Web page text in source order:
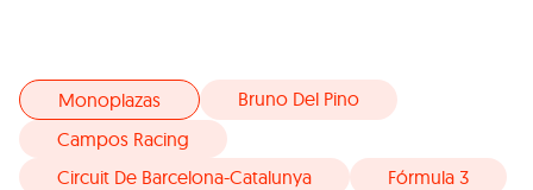
Monoplazas
Bruno Del Pino
Campos Racing
Circuit De Barcelona-Catalunya
Fórmula 3